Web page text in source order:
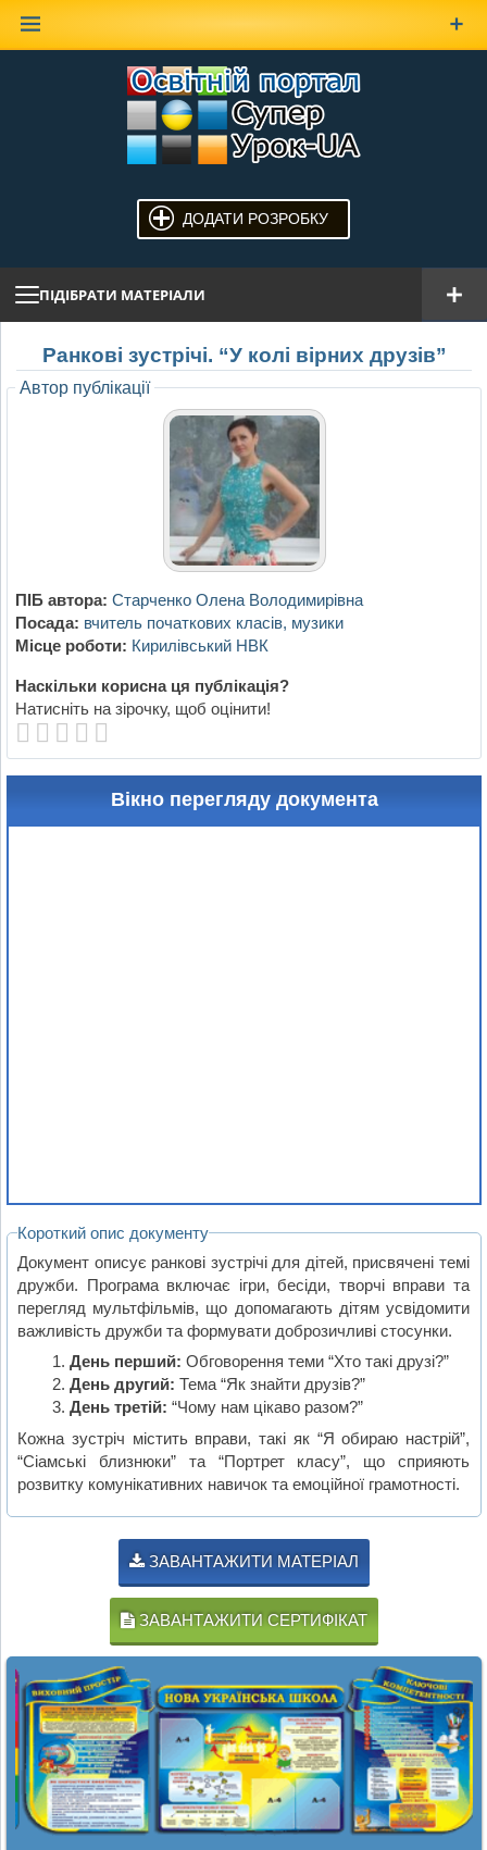
ДОДАТИ РОЗРОБКУ
ПІДІБРАТИ МАТЕРІАЛИ
Ранкові зустрічі. “У колі вірних друзів”
Автор публікації
ПІБ автора: Старченко Олена Володимирівна
Посада: вчитель початкових класів, музики
Місце роботи: Кирилівський НВК
Наскільки корисна ця публікація?
Натисніть на зірочку, щоб оцінити!
Вікно перегляду документа
Короткий опис документу
Документ описує ранкові зустрічі для дітей, присвячені темі
дружби. Програма включає ігри, бесіди, творчі вправи та
перегляд мультфільмів, що допомагають дітям усвідомити
важливість дружби та формувати доброзичливі стосунки.
День перший: Обговорення теми “Хто такі друзі?”
День другий: Тема “Як знайти друзів?”
День третій: “Чому нам цікаво разом?”
Кожна зустріч містить вправи, такі як “Я обираю настрій”,
“Сіамські близнюки” та “Портрет класу”, що сприяють
розвитку комунікативних навичок та емоційної грамотності.
ЗАВАНТАЖИТИ МАТЕРІАЛ
ЗАВАНТАЖИТИ СЕРТИФІКАТ